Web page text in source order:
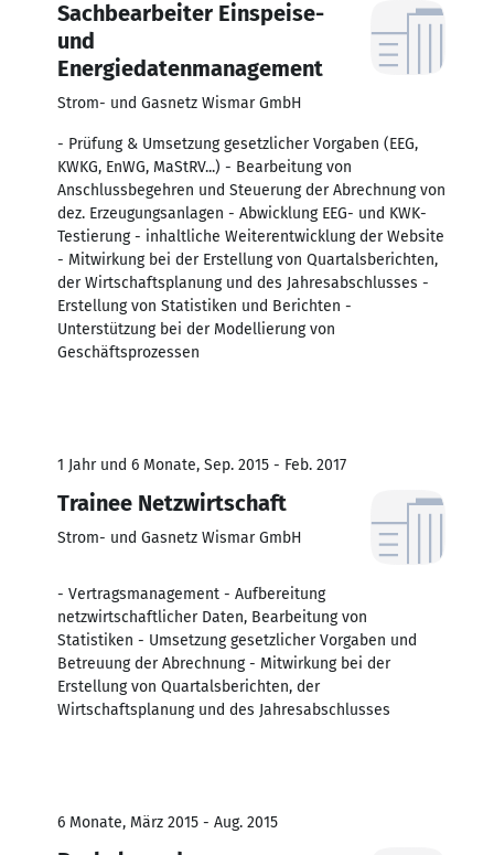
Sachbearbeiter Einspeise-
und
Energiedatenmanagement
Strom- und Gasnetz Wismar GmbH
- Prüfung & Umsetzung gesetzlicher Vorgaben (EEG,
KWKG, EnWG, MaStRV...) - Bearbeitung von
Anschlussbegehren und Steuerung der Abrechnung von
dez. Erzeugungsanlagen - Abwicklung EEG- und KWK-
Testierung - inhaltliche Weiterentwicklung der Website
- Mitwirkung bei der Erstellung von Quartalsberichten,
der Wirtschaftsplanung und des Jahresabschlusses -
Erstellung von Statistiken und Berichten -
Unterstützung bei der Modellierung von
Geschäftsprozessen
1 Jahr und 6 Monate, Sep. 2015 - Feb. 2017
Trainee Netzwirtschaft
Strom- und Gasnetz Wismar GmbH
- Vertragsmanagement - Aufbereitung
netzwirtschaftlicher Daten, Bearbeitung von
Statistiken - Umsetzung gesetzlicher Vorgaben und
Betreuung der Abrechnung - Mitwirkung bei der
Erstellung von Quartalsberichten, der
Wirtschaftsplanung und des Jahresabschlusses
6 Monate, März 2015 - Aug. 2015